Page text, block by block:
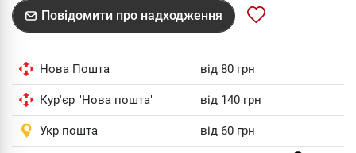
Повідомити про надходження
Нова Пошта від 80 грн
Кур'єр "Нова пошта" від 140 грн
Укр пошта від 60 грн